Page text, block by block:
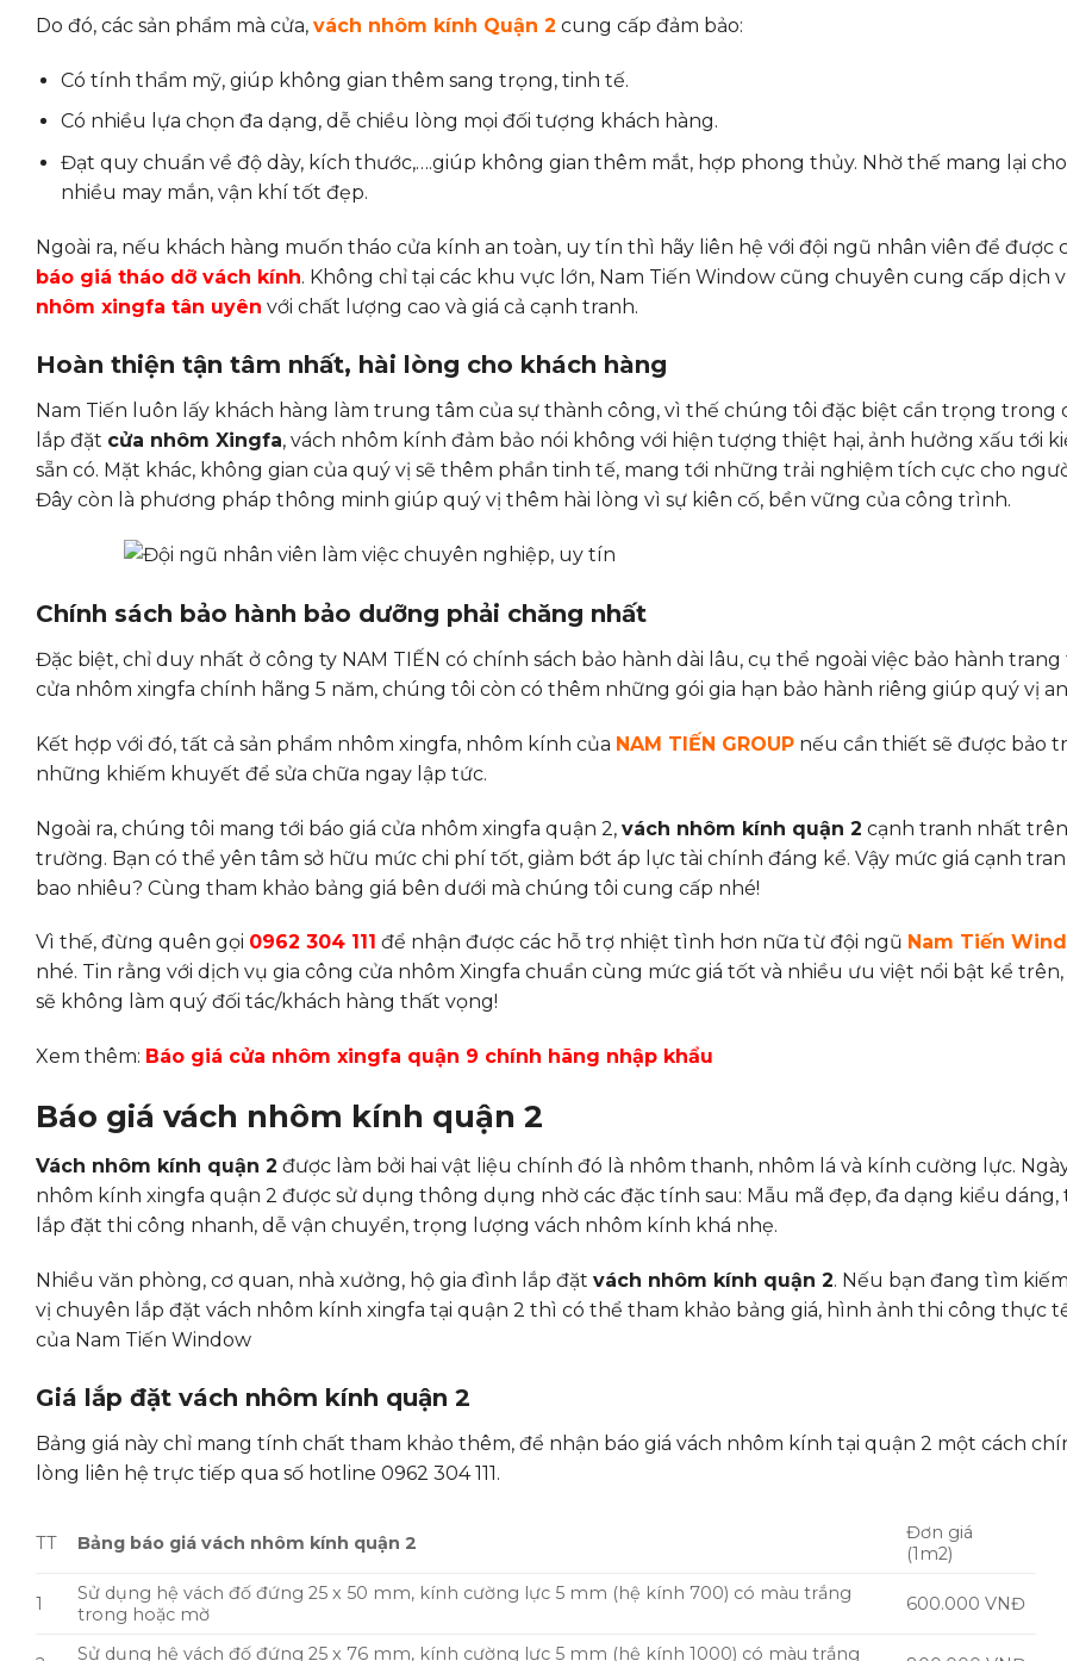
Do đó, các sản phẩm mà cửa, vách nhôm kính Quận 2 cung cấp đảm bảo:
Có tính thẩm mỹ, giúp không gian thêm sang trọng, tinh tế.
Có nhiều lựa chọn đa dạng, dễ chiều lòng mọi đối tượng khách hàng.
Đạt quy chuẩn về độ dày, kích thước,….giúp không gian thêm mắt, hợp phong thủy. Nhờ thế mang lại
nhiều may mắn, vận khí tốt đẹp.
Ngoài ra, nếu khách hàng muốn tháo cửa kính an toàn, uy tín thì hãy liên hệ với đội ngũ nhân viên để được
báo giá tháo dỡ vách kính. Không chỉ tại các khu vực lớn, Nam Tiến Window cũng chuyên cung cấp dịch
nhôm xingfa tân uyên với chất lượng cao và giá cả cạnh tranh.
Hoàn thiện tận tâm nhất, hài lòng cho khách hàng
Nam Tiến luôn lấy khách hàng làm trung tâm của sự thành công, vì thế chúng tôi đặc biệt cẩn trọng trong
lắp đặt cửa nhôm Xingfa, vách nhôm kính đảm bảo nói không với hiện tượng thiệt hại, ảnh hưởng xấu tới
sẵn có. Mặt khác, không gian của quý vị sẽ thêm phần tinh tế, mang tới những trải nghiệm tích cực cho
Đây còn là phương pháp thông minh giúp quý vị thêm hài lòng vì sự kiên cố, bền vững của công trình.
Chính sách bảo hành bảo dưỡng phải chăng nhất
Đặc biệt, chỉ duy nhất ở công ty NAM TIẾN có chính sách bảo hành dài lâu, cụ thể ngoài việc bảo hành
cửa nhôm xingfa chính hãng 5 năm, chúng tôi còn có thêm những gói gia hạn bảo hành riêng giúp quý vị
Kết hợp với đó, tất cả sản phẩm nhôm xingfa, nhôm kính của NAM TIẾN GROUP nếu cần thiết sẽ được bảo
những khiếm khuyết để sửa chữa ngay lập tức.
Ngoài ra, chúng tôi mang tới báo giá cửa nhôm xingfa quận 2, vách nhôm kính quận 2 cạnh tranh nhất
trường. Bạn có thể yên tâm sở hữu mức chi phí tốt, giảm bớt áp lực tài chính đáng kể. Vậy mức giá cạnh
bao nhiêu? Cùng tham khảo bảng giá bên dưới mà chúng tôi cung cấp nhé!
Vì thế, đừng quên gọi 0962 304 111 để nhận được các hỗ trợ nhiệt tình hơn nữa từ đội ngũ Nam Tiến
nhé. Tin rằng với dịch vụ gia công cửa nhôm Xingfa chuẩn cùng mức giá tốt và nhiều ưu việt nổi bật kể
sẽ không làm quý đối tác/khách hàng thất vọng!
Xem thêm: Báo giá cửa nhôm xingfa quận 9 chính hãng nhập khẩu
Báo giá vách nhôm kính quận 2
Vách nhôm kính quận 2 được làm bởi hai vật liệu chính đó là nhôm thanh, nhôm lá và kính cường lực.
nhôm kính xingfa quận 2 được sử dụng thông dụng nhờ các đặc tính sau: Mẫu mã đẹp, đa dạng kiểu dáng,
lắp đặt thi công nhanh, dễ vận chuyển, trọng lượng vách nhôm kính khá nhẹ.
Nhiều văn phòng, cơ quan, nhà xưởng, hộ gia đình lắp đặt vách nhôm kính quận 2. Nếu bạn đang tìm
vị chuyên lắp đặt vách nhôm kính xingfa tại quận 2 thì có thể tham khảo bảng giá, hình ảnh thi công thực
của Nam Tiến Window
Giá lắp đặt vách nhôm kính quận 2
Bảng giá này chỉ mang tính chất tham khảo thêm, để nhận báo giá vách nhôm kính tại quận 2 một cách
lòng liên hệ trực tiếp qua số hotline 0962 304 111.
TT Bảng báo giá vách nhôm kính quận 2
Đơn giá
(1m2)
1
Sử dụng hệ vách đố đứng 25 x 50 mm, kính cường lực 5 mm (hệ kính 700) có màu trắng
trong hoặc mờ
600.000 VNĐ
Sử dụng hệ vách đố đứng 25 x 76 mm, kính cường lực 5 mm (hệ kính 1000) có màu trắng